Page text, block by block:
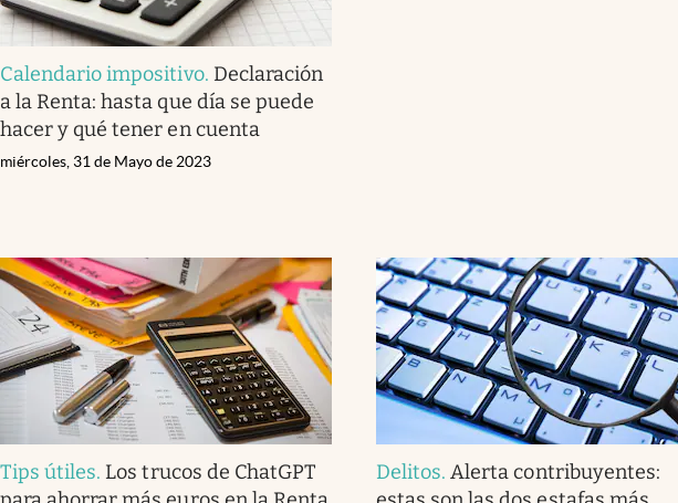
Calendario impositivo. Declaración
a la Renta: hasta que día se puede
hacer y qué tener en cuenta
miércoles, 31 de Mayo de 2023
Tips útiles. Los trucos de ChatGPT
Delitos.Alerta contribuyentes: